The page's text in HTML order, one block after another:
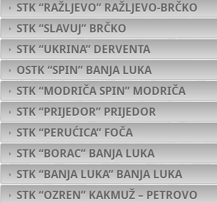
STK “RAŽLJEVO” RAŽLJEVO-BRČKO
STK “SLAVUJ” BRČKO
STK “UKRINA” DERVENTA
OSTK “SPIN” BANJA LUKA
STK “MODRIČA SPIN” MODRIČA
STK “PRIJEDOR” PRIJEDOR
STK “PERUĆICA” FOČA
STK “BORAC” BANJA LUKA
STK “BANJA LUKA” BANJA LUKA
STK “OZREN” KAKMUŽ – PETROVO